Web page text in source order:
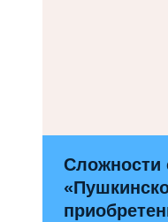
Сложности